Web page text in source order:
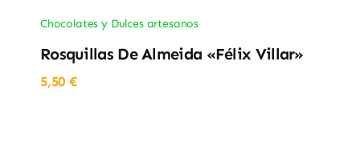
Chocolates y Dulces artesanos
Rosquillas De Almeida «Félix Villar»
5,50€